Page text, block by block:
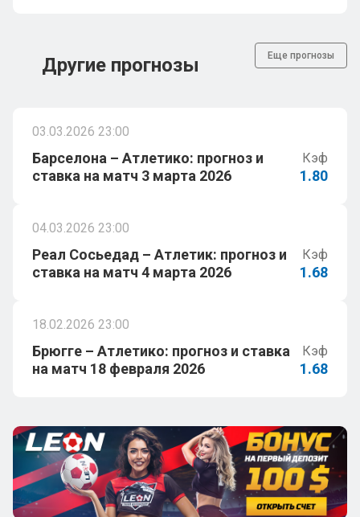
Другие прогнозы Еще прогнозы
03.03.2026 23:00
Барселона – Атлетико: прогноз и
ставка на матч 3 марта 2026
Кэф
1.80
04.03.2026 23:00
Реал Сосьедад – Атлетик: прогноз и
ставка на матч 4 марта 2026
Кэф
1.68
18.02.2026 23:00
Брюгге – Атлетико: прогноз и ставка
на матч 18 февраля 2026
Кэф
1.68